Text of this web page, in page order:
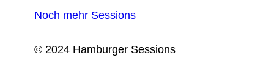
Noch mehr Sessions
© 2024 Hamburger Sessions